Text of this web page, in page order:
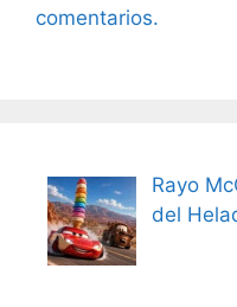
comentarios.
Rayo
del